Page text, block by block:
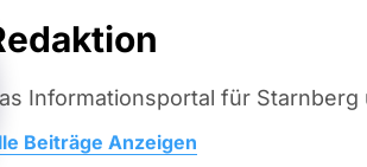
Informationsportal für Starnberg
Beiträge Anzeigen